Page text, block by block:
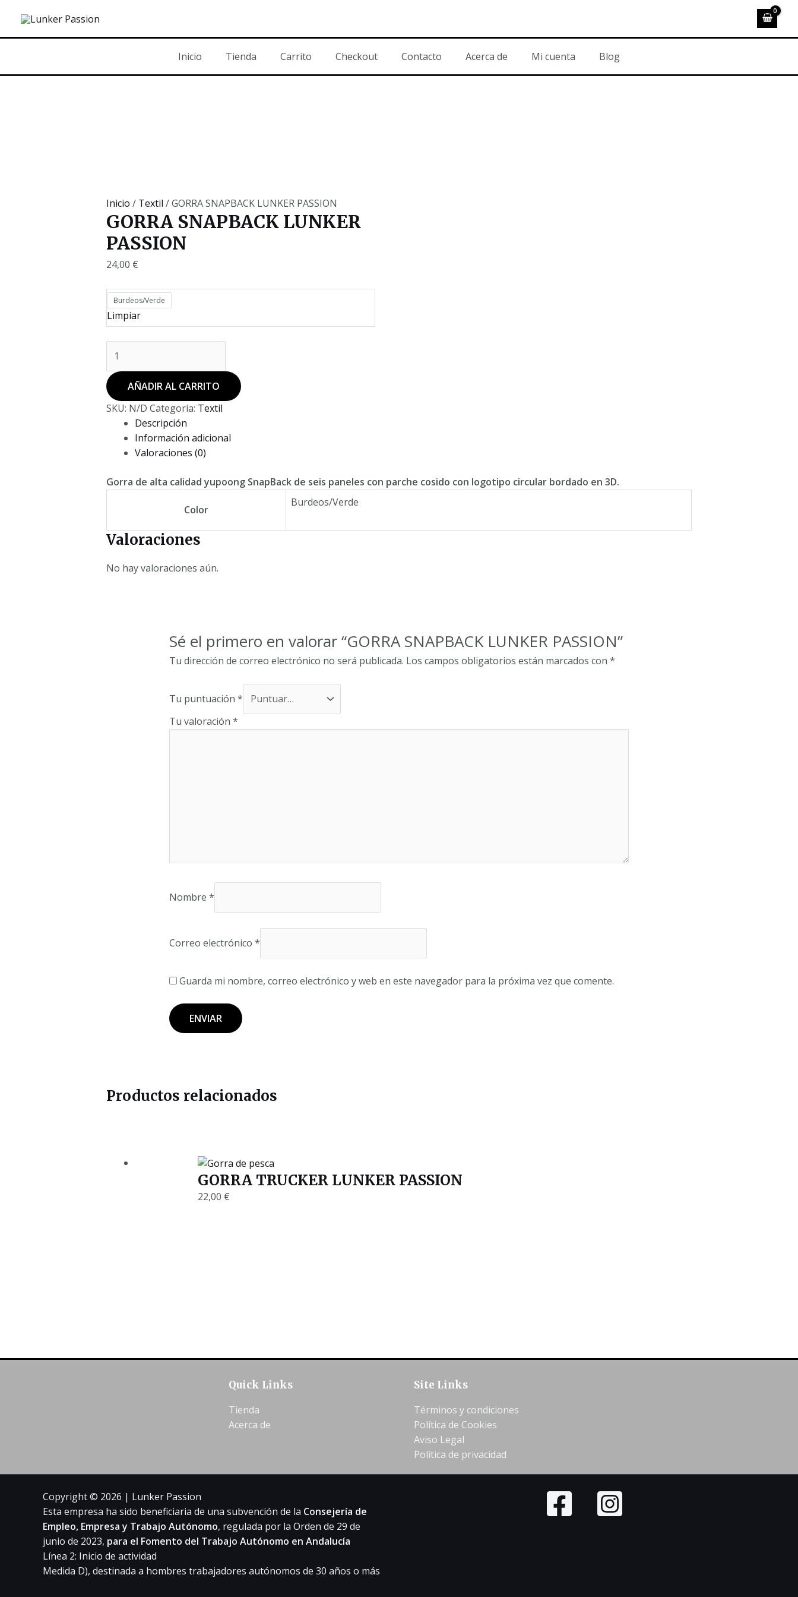
contenido
Inicio
Tienda Carrito Checkout Contacto Acerca de Mi cuenta Blog
Inicio / Textil / GORRA SNAPBACK LUNKER PASSION
GORRA SNAPBACK LUNKER
PASSION
24,00 €
Burdeos/Verde
Limpiar
SNAPBACK
LUNKER
PASSION
cantidad
AÑADIR AL CARRITO
SKU: N/D Categoría: Textil
Descripción
Información adicional
Valoraciones (0)
Gorra de alta calidad yupoong SnapBack de seis paneles con parche cosido con logotipo circular bordado en 3D.
Color
Burdeos/Verde
Valoraciones
No hay valoraciones aún.
Sé el primero en valorar “GORRA SNAPBACK LUNKER PASSION”
Tu dirección de correo electrónico no será publicada. Los campos obligatorios están marcados con*
Tu puntuación*
Tu valoración*
Nombre*
Correo electrónico*
Guarda mi nombre, correo electrónico y web en este navegador para la próxima vez que comente.
Productos relacionados
GORRA TRUCKER LUNKER PASSION
22,00 €
Quick Links
Tienda
Acerca de
Site Links
Términos y condiciones
Política de Cookies
Aviso Legal
Política de privacidad
Copyright © 2026 | Lunker Passion
Esta empresa ha sido beneficiaria de una subvención de la Consejería de
Empleo, Empresa y Trabajo Autónomo, regulada por la Orden de 29 de
junio de 2023, para el Fomento del Trabajo Autónomo en Andalucía
Línea 2: Inicio de actividad
Medida D), destinada a hombres trabajadores autónomos de 30 años o más